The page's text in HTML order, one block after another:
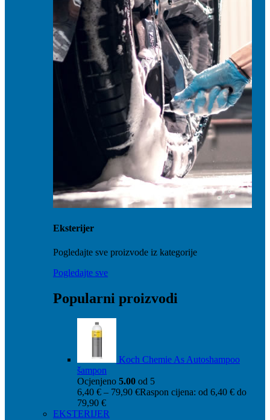
Eksterijer
Pogledajte sve proizvode iz kategorije
Pogledajte sve
Popularni proizvodi
Koch Chemie As Autoshampoo
šampon
Ocjenjeno 5.00 od 5
6,40 € – 79,90 €Raspon cijena: od 6,40 € do
79,90 €
EKSTERIJER